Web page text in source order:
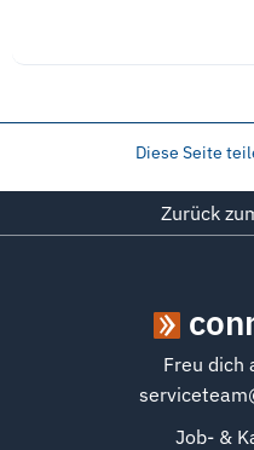
Diese Seite
Zurück
Freu dich
Job- &